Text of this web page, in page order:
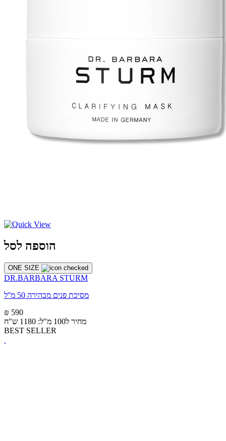
הוספה לסל
ONE SIZE
DR.BARBARA STURM
מסיכת פנים מבהירה 50 מ''ל
₪ 590
מחיר ל100 מ"ל: 1180 ש"ח
BEST SELLER